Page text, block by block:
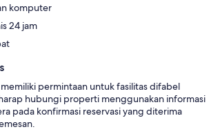
komputer
24 jam
permintaan untuk fasilitas difabel
hubungi properti menggunakan informasi
pada konfirmasi reservasi yang diterima